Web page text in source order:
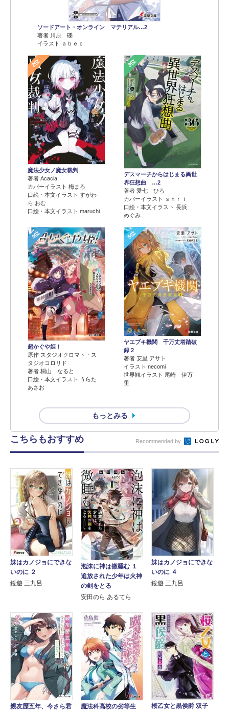
ソードアート・オンライン マテリアル…2
著者 川原 礫
イラスト ａｂｅｃ
2位
魔法少女ノ魔女裁判
著者 Acacia
カバーイラスト 梅まろ
口絵・本文イラスト すがわ
ら おむ
口絵・本文イラスト maruchi
3位
デスマーチからはじまる異世
界狂想曲 …2
著者 愛七 ひろ
カバーイラスト ｓｈｒｉ
口絵・本文イラスト 長浜
めぐみ
4位
超かぐや姫！
原作 スタジオクロマト・ス
タジオコロリド
著者 桐山 なると
口絵・本文イラスト うらた
あさお
5位
ヤエブキ機関 千万丈塔踏破
録２
著者 安里 アサト
イラスト necomi
世界観イラスト 尾崎 伊万
里
もっとみる
こちらもおすすめ Recommended by
妹はカノジョにできな
いのに ２
鏡遊 三九呂
泡沫に神は微睡む １
追放された少年は火神
の剣をとる
安田のら あるてら
妹はカノジョにできな
いのに ４
鏡遊 三九呂
親友歴五年、今さら君
魔法科高校の劣等生
桜乙女と黒侯爵 双子